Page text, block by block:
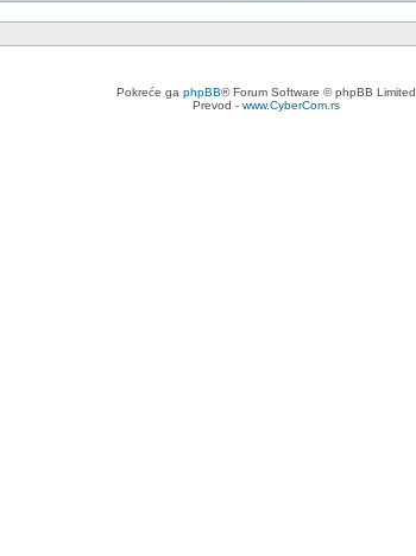
Pokreće ga phpBB® Forum Software © phpBB Limited
Prevod - www.CyberCom.rs